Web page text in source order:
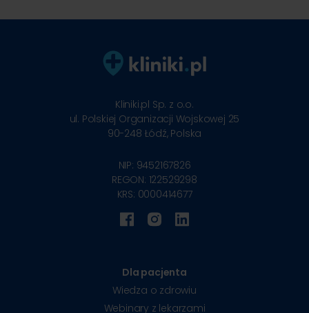
Kliniki.pl Sp. z o.o.
ul. Polskiej Organizacji Wojskowej 25
90-248 Łódź, Polska
NIP: 9452167826
REGON: 122529298
KRS: 0000414677
Dla pacjenta
Wiedza o zdrowiu
Webinary z lekarzami